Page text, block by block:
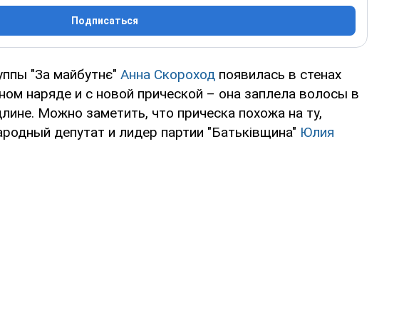
Подписаться
"За майбутнє" Анна Скороход появилась в стенах
наряде и с новой прической – она заплела волосы в
Можно заметить, что прическа похожа на ту,
депутат и лидер партии "Батьківщина" Юлия